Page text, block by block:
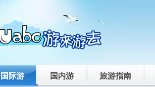
国际游 国内游 旅游指南